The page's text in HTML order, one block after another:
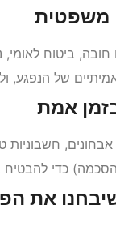
משפטית
ביטוח לאומי,
של הנפגע,
אמת
חשבוניות
כדי
את